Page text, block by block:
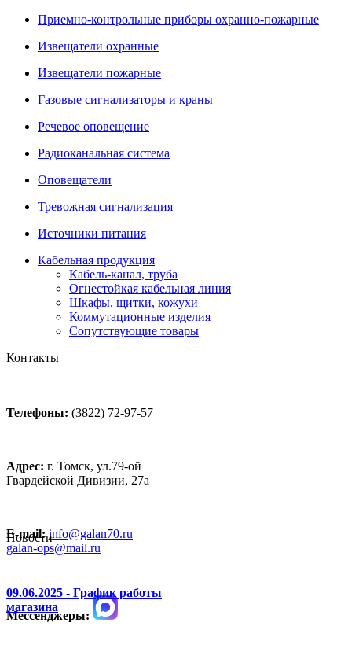
Приемно-контрольные приборы охранно-пожарные
Извещатели охранные
Извещатели пожарные
Газовые сигнализаторы и краны
Речевое оповещение
Радиоканальная система
Оповещатели
Тревожная сигнализация
Источники питания
Кабельная продукция
Кабель-канал, труба
Огнестойкая кабельная линия
Шкафы, щитки, кожухи
Коммутационные изделия
Сопутствующие товары
Контакты
Телефоны: (3822) 72-97-57
Адрес: г. Томск, ул.79-ой
Гвардейской Дивизии, 27а
E-mail: info@galan70.ru
galan-ops@mail.ru
Мессенджеры:
Новости
09.06.2025 - График работы
магазина